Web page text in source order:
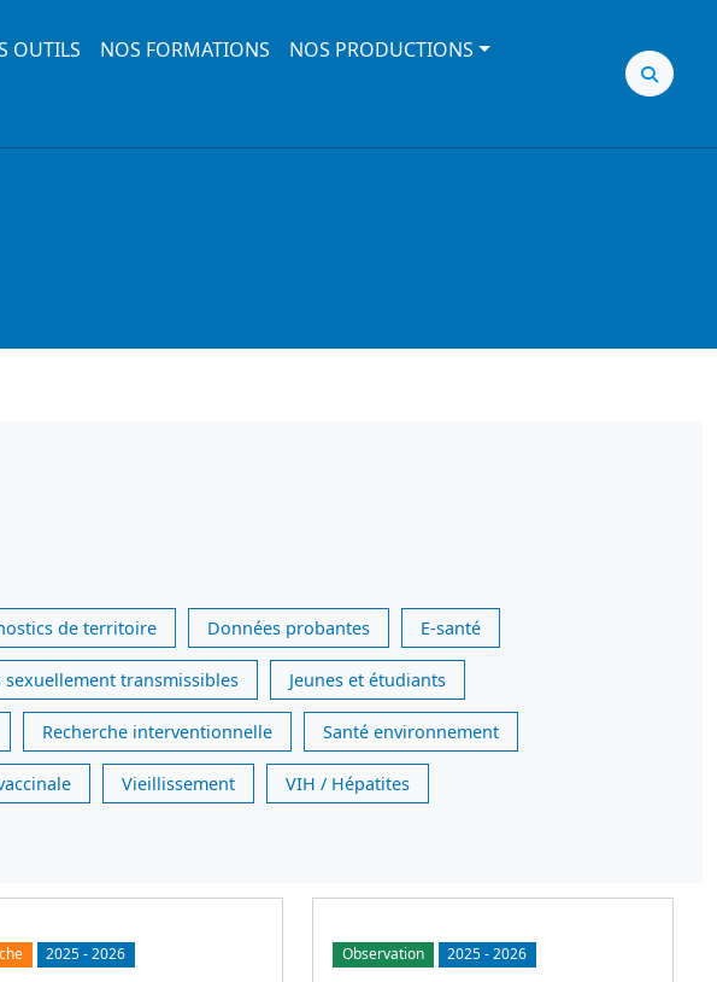
OUTILS NOS FORMATIONS
NOS PRODUCTIONS
de territoire Données probantes E-santé
transmissibles Jeunes et étudiants
Recherche interventionnelle Santé environnement
Vieillissement VIH / Hépatites
2025-2026 Observation 2025-2026